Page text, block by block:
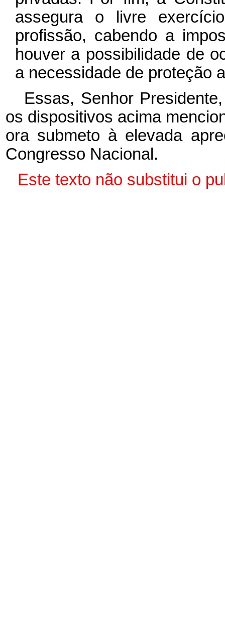
assegura o livre
profissão, cabendo a
houver a possibilidade de
a necessidade de proteção
Essas, Senhor
os dispositivos acima
ora submeto à elevada
Congresso Nacional.
Este texto não substitui o